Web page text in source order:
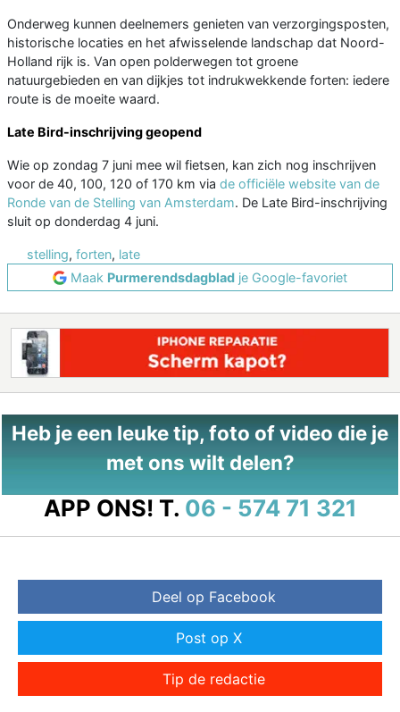
Onderweg kunnen deelnemers genieten van verzorgingsposten,
historische locaties en het afwisselende landschap dat Noord-
Holland rijk is. Van open polderwegen tot groene
natuurgebieden en van dijkjes tot indrukwekkende forten: iedere
route is de moeite waard.
Late Bird-inschrijving geopend
Wie op zondag 7 juni mee wil fietsen, kan zich nog inschrijven
voor de 40, 100, 120 of 170 km via de officiële website van de
Ronde van de Stelling van Amsterdam. De Late Bird-inschrijving
sluit op donderdag 4 juni.
stelling, forten, late
Maak Purmerendsdagblad je Google-favoriet
Heb je een leuke tip, foto of video die je
met ons wilt delen?
APP ONS! T. 06 - 574 71 321
Deel op Facebook
Post op X
Tip de redactie